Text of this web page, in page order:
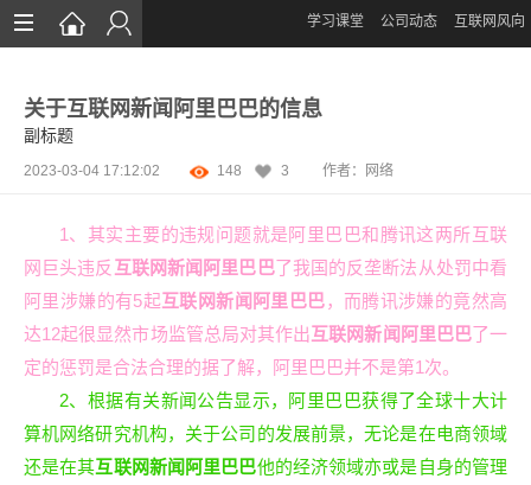
网站设计
App定制
案例鉴赏
解决方案
资讯
学习课堂 公司动态 互联网风向
关于互联网新闻阿里巴巴的信息
副标题
2023-03-04 17:12:02 148 3 作者：网络
1、其实主要的违规问题就是阿里巴巴和腾讯这两所互联
网巨头违反 互联网新闻阿里巴巴了我国的反垄断法从处罚中看
阿里涉嫌的有5起互联网新闻阿里巴巴，而腾讯涉嫌的竟然高
达12起很显然市场监管总局对其作出互联网新闻阿里巴巴了一
定的惩罚是合法合理的据了解，阿里巴巴并不是第1次。
2、根据有关新闻公告显示，阿里巴巴获得了全球十大计
算机网络研究机构，关于公司的发展前景，无论是在电商领域
还是在其互联网新闻阿里巴巴他的经济领域亦或是自身的管理